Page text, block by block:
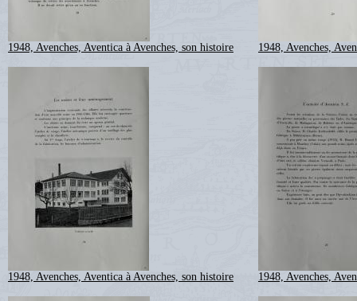
1948, Avenches, Aventica à Avenches, son histoire 1948, Avenches,
1948, Avenches, Aventica à Avenches, son histoire 1948, Avenches,